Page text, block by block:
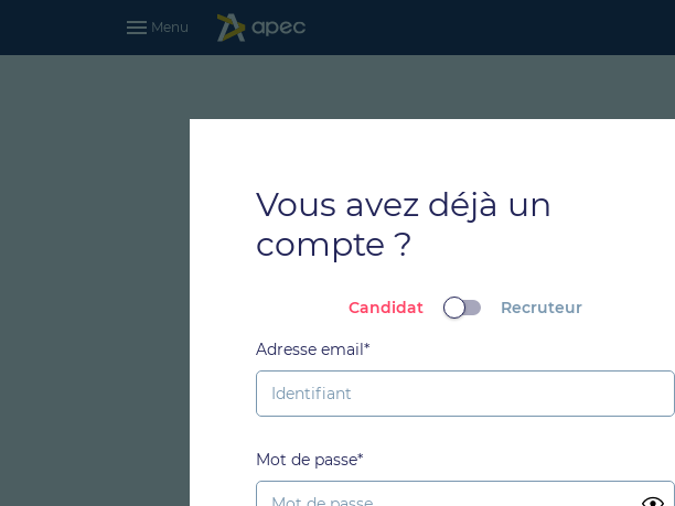
Vous avez déjà un
compte ?
Candidat Recruteur
Adresse email*
Mot de passe*
Menu